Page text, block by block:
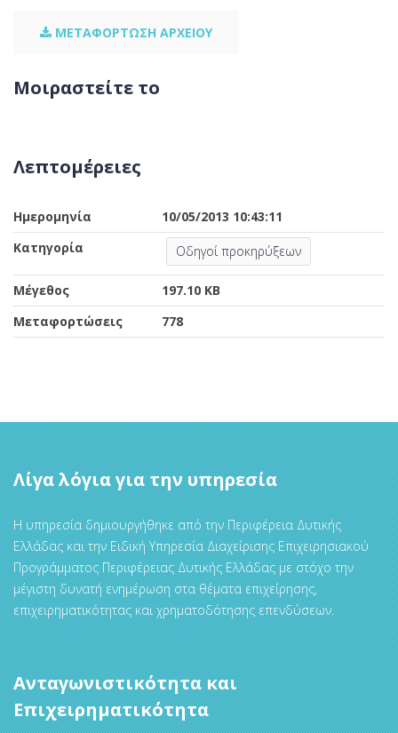
ΜΕΤΑΦΟΡΤΩΣΗ ΑΡΧΕΙΟΥ
Μοιραστείτε το
Λεπτομέρειες
Ημερομηνία
10/05/2013 10:43:11
Κατηγορία
Οδηγοί προκηρύξεων
Μέγεθος
197.10 KB
Μεταφορτώσεις
778
Λίγα λόγια για την υπηρεσία
Η υπηρεσία δημιουργήθηκε από την Περιφέρεια Δυτικής
Ελλάδας και την Ειδική Υπηρεσία Διαχείρισης Επιχειρησιακού
Προγράμματος Περιφέρειας Δυτικής Ελλάδας με στόχο την
μέγιστη δυνατή ενημέρωση στα θέματα επιχείρησης,
επιχειρηματικότητας και χρηματοδότησης επενδύσεων.
Ανταγωνιστικότητα και
Επιχειρηματικότητα